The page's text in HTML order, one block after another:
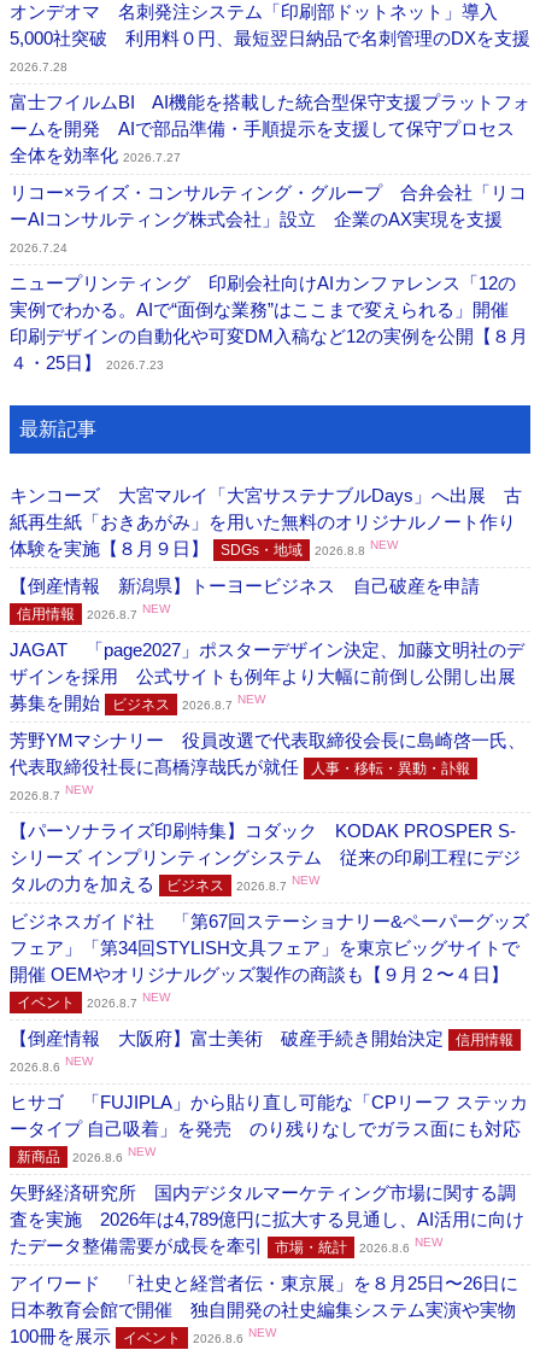
オンデオマ 名刺発注システム「印刷部ドットネット」導入
5,000社突破 利用料０円、最短翌日納品で名刺管理のDXを支援
2026.7.28
富士フイルムBI AI機能を搭載した統合型保守支援プラットフォ
ームを開発 AIで部品準備・手順提示を支援して保守プロセス
全体を効率化 2026.7.27
リコー×ライズ・コンサルティング・グループ 合弁会社「リコ
ーAIコンサルティング株式会社」設立 企業のAX実現を支援
2026.7.24
ニュープリンティング 印刷会社向けAIカンファレンス「12の
実例でわかる。AIで“面倒な業務”はここまで変えられる」開催
印刷デザインの自動化や可変DM入稿など12の実例を公開【８月
４・25日】
2026.7.23
最新記事
キンコーズ 大宮マルイ「大宮サステナブルDays」へ出展 古
紙再生紙「おきあがみ」を用いた無料のオリジナルノート作り
体験を実施【８月９日】
SDGs・地域 2026.8.8 NEW
【倒産情報 新潟県】トーヨービジネス 自己破産を申請
信用情報 2026.8.7 NEW
JAGAT 「page2027」ポスターデザイン決定、加藤文明社のデ
ザインを採用 公式サイトも例年より大幅に前倒し公開し出展
募集を開始
ビジネス 2026.8.7 NEW
芳野YMマシナリー 役員改選で代表取締役会長に島崎啓一氏、
代表取締役社長に髙橋淳哉氏が就任
人事・移転・異動・訃報
2026.8.7 NEW
【パーソナライズ印刷特集】コダック KODAK PROSPER S-
シリーズ インプリンティングシステム 従来の印刷工程にデジ
タルの力を加える
ビジネス 2026.8.7 NEW
ビジネスガイド社 「第67回ステーショナリー&ペーパーグッズ
フェア」「第34回STYLISH文具フェア」を東京ビッグサイトで
開催 OEMやオリジナルグッズ製作の商談も【９月２〜４日】
イベント 2026.8.7 NEW
【倒産情報 大阪府】富士美術 破産手続き開始決定 信用情報
2026.8.6 NEW
ヒサゴ 「FUJIPLA」から貼り直し可能な「CPリーフ ステッカ
ータイプ 自己吸着」を発売 のり残りなしでガラス面にも対応
新商品 2026.8.6 NEW
矢野経済研究所 国内デジタルマーケティング市場に関する調
査を実施 2026年は4,789億円に拡大する見通し、AI活用に向け
たデータ整備需要が成長を牽引
市場・統計 2026.8.6 NEW
アイワード 「社史と経営者伝・東京展」を８月25日〜26日に
日本教育会館で開催 独自開発の社史編集システム実演や実物
100冊を展示
イベント 2026.8.6 NEW